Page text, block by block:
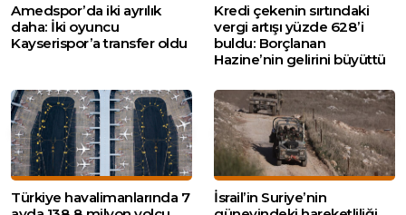
Amedspor’da iki ayrılık
daha: İki oyuncu
Kayserispor’a transfer oldu
Kredi çekenin sırtındaki
vergi artışı yüzde 628’i
buldu: Borçlanan
Hazine’nin gelirini büyüttü
Türkiye havalimanlarında 7
İsrail’in Suriye’nin